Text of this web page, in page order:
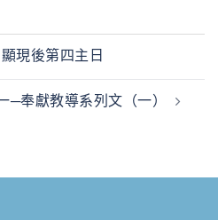
顯現後第四主日
─奉獻教導系列文（一）